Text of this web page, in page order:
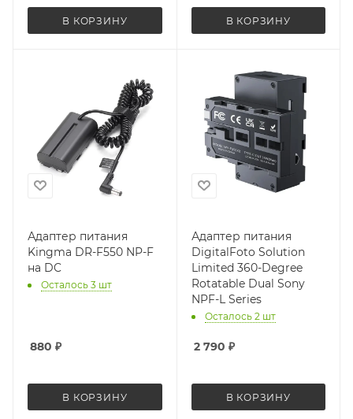
В КОРЗИНУ В КОРЗИНУ
Адаптер питания
Kingma DR-F550 NP-F
на DC
Осталось 3 шт
880 ₽
В КОРЗИНУ
Адаптер питания
DigitalFoto Solution
Limited 360-Degree
Rotatable Dual Sony
NPF-L Series
Осталось 2 шт
2 790 ₽
В КОРЗИНУ